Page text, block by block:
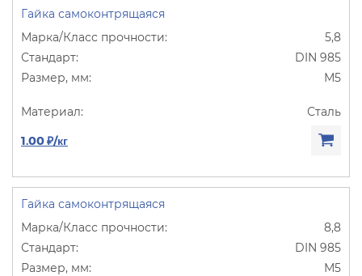
Гайка самоконтрящаяся
5,8
DIN 985
М5
Сталь
1.00 ₽/кг
Гайка самоконтрящаяся
8,8
DIN 985
М5